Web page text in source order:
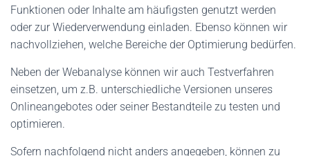
Funktionen oder Inhalte am häufigsten genutzt werden
oder zur Wiederverwendung einladen. Ebenso können wir
nachvollziehen, welche Bereiche der Optimierung bedürfen.
Neben der Webanalyse können wir auch Testverfahren
einsetzen, um z.B. unterschiedliche Versionen unseres
Onlineangebotes oder seiner Bestandteile zu testen und
optimieren.
Sofern nachfolgend nicht anders angegeben, können zu